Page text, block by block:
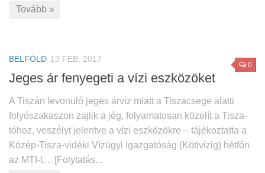
Tovább »
0
BELFÖLD 13 FEB, 2017
Jeges ár fenyegeti a vízi eszközöket
A Tiszán levonuló jeges árvíz miatt a Tiszacsege alatti
folyószakaszon zajlik a jég, folyamatosan közelít a Tisza-
tóhoz, veszélyt jelentve a vízi eszközökre – tájékoztatta a
Közép-Tisza-vidéki Vízügyi Igazgatóság (Kötivizig) hétfőn
az MTI-t. .. [Folytatás...